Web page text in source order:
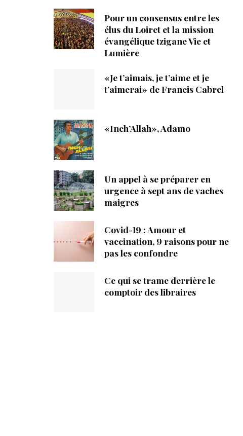
Pour un consensus entre les
élus du Loiret et la mission
évangélique tzigane Vie et
Lumière
«Je t’aimais, je t’aime et je
t’aimerai» de Francis Cabrel
«Inch’Allah», Adamo
Un appel à se préparer en
urgence à sept ans de vaches
maigres
Covid-19 : Amour et
vaccination, 9 raisons pour ne
pas les confondre
Ce qui se trame derrière le
comptoir des libraires